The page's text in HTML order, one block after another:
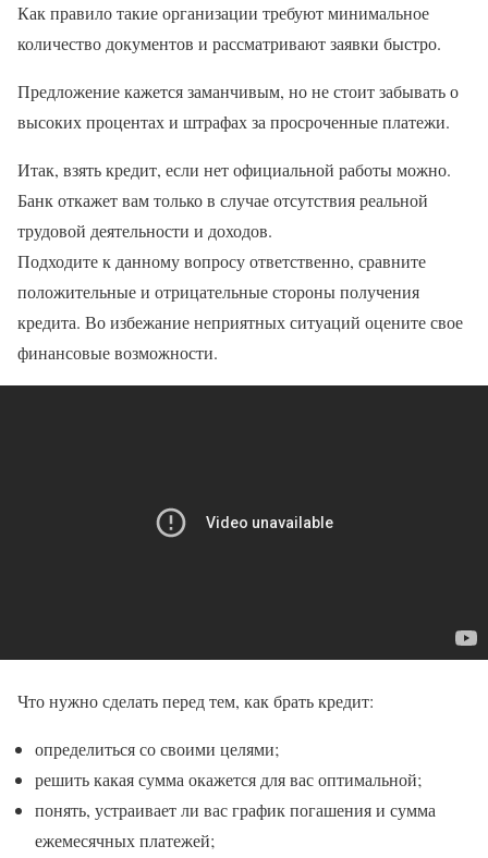
Как правило такие организации требуют минимальное
количество документов и рассматривают заявки быстро.
Предложение кажется заманчивым, но не стоит забывать о
высоких процентах и штрафах за просроченные платежи.
Итак, взять кредит, если нет официальной работы можно.
Банк откажет вам только в случае отсутствия реальной
трудовой деятельности и доходов.
Подходите к данному вопросу ответственно, сравните
положительные и отрицательные стороны получения
кредита. Во избежание неприятных ситуаций оцените свое
финансовые возможности.
Что нужно сделать перед тем, как брать кредит:
определиться со своими целями;
решить какая сумма окажется для вас оптимальной;
понять, устраивает ли вас график погашения и сумма
ежемесячных платежей;